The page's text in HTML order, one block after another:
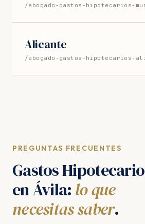
/abogado-gastos-hipotecarios-
Alicante
/abogado-gastos-hipotecarios-
PREGUNTAS FRECUENTES
Gastos
en Ávila: lo que
necesitas saber.